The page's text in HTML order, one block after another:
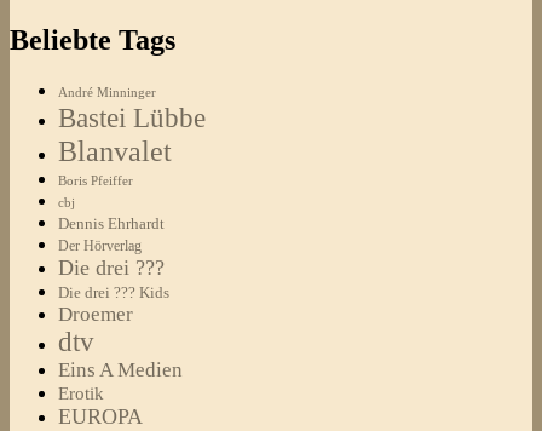
Beliebte Tags
André Minninger
Bastei Lübbe
Blanvalet
Boris Pfeiffer
cbj
Dennis Ehrhardt
Der Hörverlag
Die drei ???
Die drei ??? Kids
Droemer
dtv
Eins A Medien
Erotik
EUROPA